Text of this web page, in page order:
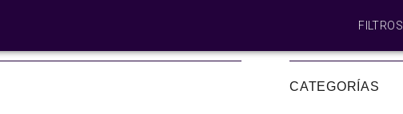
FILTROS
CATEGORÍAS